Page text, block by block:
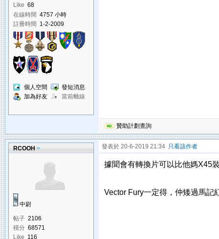
Like 68
在線時間 4757 小時
註冊時間 1-2-2009
個人空間
發短消息
加為好友
當前離線
贊助計劃查詢
RCOOH
中尉
帖子 2106
積分 68571
Like 116
發表於 20-6-2019 21:34 只看該作者
據聞會有轉換片可以比他媽X45
Vector Fury一定得，仲矮過馬記